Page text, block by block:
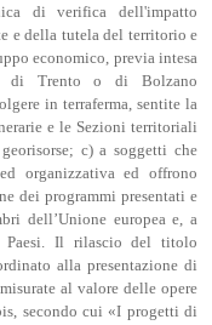
di verifica dell'impatto
e della tutela del territorio e
economico, previa intesa
di Trento o di Bolzano
in terraferma, sentite la
e le Sezioni territoriali
c) a soggetti che
organizzativa ed offrono
dei programmi presentati e
dell’Unione europea e, a
Il rilascio del titolo
alla presentazione di
al valore delle opere
secondo cui «I progetti di